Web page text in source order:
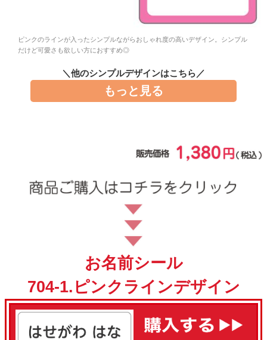
会社概要
らせ
会員登録
ピンクのラインが入ったシンプルながらおしゃれ度の高いデザイン。シンプル
だけど可愛さも欲しい方におすすめ◎
＼他のシンプルデザインはこちら／
もっと見る
お名前シール
704-1.ピンクラインデザイン